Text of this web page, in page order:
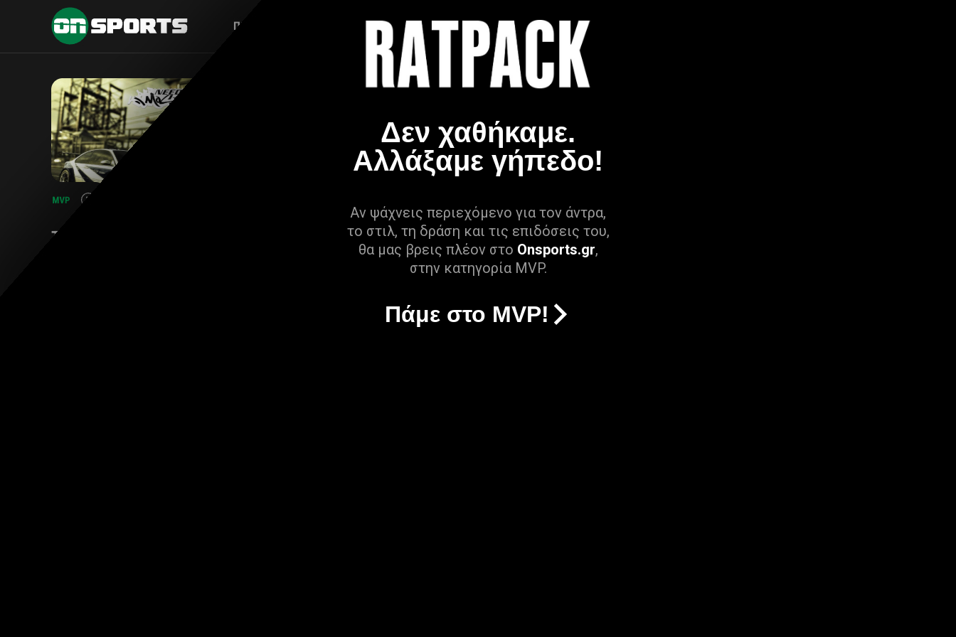
Δεν χαθήκαμε.
Αλλάξαμε γήπεδο!
Αν ψάχνεις περιεχόμενο για τον άντρα,
το στιλ, τη δράση και τις επιδόσεις του,
θα μας βρεις πλέον στο Onsports.gr,
στην κατηγορία MVP.
Πάμε στο MVP!